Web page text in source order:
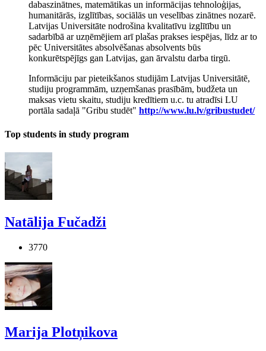
dabaszinātnes, matemātikas un informācijas tehnoloģijas,
humanitārās, izglītības, sociālās un veselības zinātnes nozarē.
Latvijas Universitāte nodrošina kvalitatīvu izglītību un
sadarbībā ar uzņēmējiem arī plašas prakses iespējas, līdz ar to
pēc Universitātes absolvēšanas absolvents būs
konkurētspējīgs gan Latvijas, gan ārvalstu darba tirgū.
Informāciju par pieteikšanos studijām Latvijas Universitātē,
studiju programmām, uzņemšanas prasībām, budžeta un
maksas vietu skaitu, studiju kredītiem u.c. tu atradīsi LU
portāla sadaļā "Gribu studēt" http://www.lu.lv/gribustudet/
Top students in study program
Natālija Fučadži
3770
Marija Plotņikova